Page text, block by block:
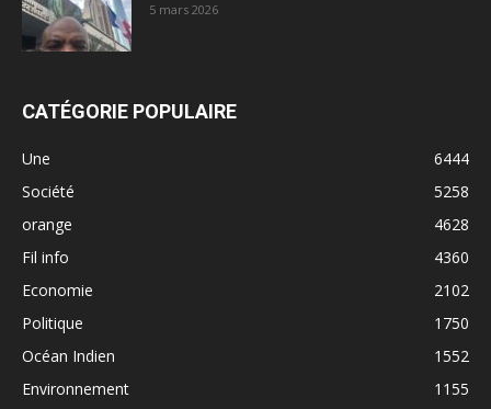
5 mars 2026
CATÉGORIE POPULAIRE
Une
6444
Société
5258
orange
4628
Fil info
4360
Economie
2102
Politique
1750
Océan Indien
1552
Environnement
1155